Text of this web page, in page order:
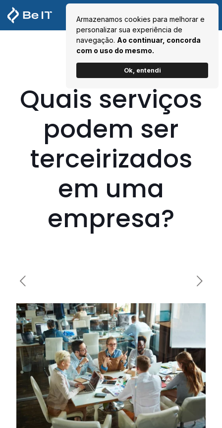
Armazenamos cookies para melhorar e
personalizar sua experiência de
navegação. Ao continuar, concorda
com o uso do mesmo.
Ok, entendi
Quais serviços
podem ser
terceirizados
em uma
empresa?